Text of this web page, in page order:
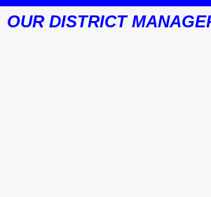
OUR DISTRICT